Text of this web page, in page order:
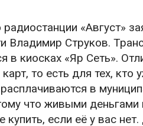
«Август»
Владимир Струков.
в киосках «Яр Сеть».
карт, то есть для тех,
в
что живыми
купить, если её у вас